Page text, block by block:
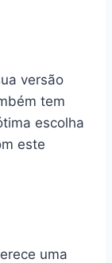
versão
tem
escolha
este
uma